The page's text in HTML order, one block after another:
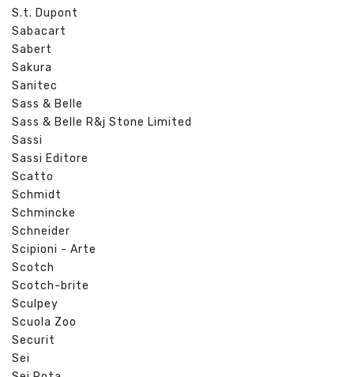
S.t. Dupont
Sabacart
Sabert
Sakura
Sanitec
Sass & Belle
Sass & Belle R&j Stone Limited
Sassi
Sassi Editore
Scatto
Schmidt
Schmincke
Schneider
Scipioni - Arte
Scotch
Scotch-brite
Sculpey
Scuola Zoo
Securit
Sei